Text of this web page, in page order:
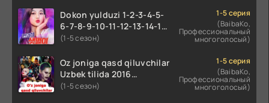
Dokon yulduzi 1-2-3-4-5-
6-7-8-9-10-11-12-13-14-15-
16-17 Qism Uzbek tilida
qismlari o'zbek tilida
(1-5 сезон)
1-5 серия
(BaibaKo,
Профессиональный
многоголосый)
Oz joniga qasd qiluvchilar
Uzbek tilida 2016
O'zbekcha tarjima kino
(1-5 сезон)
1-5 серия
(BaibaKo,
Профессиональный
многоголосый)